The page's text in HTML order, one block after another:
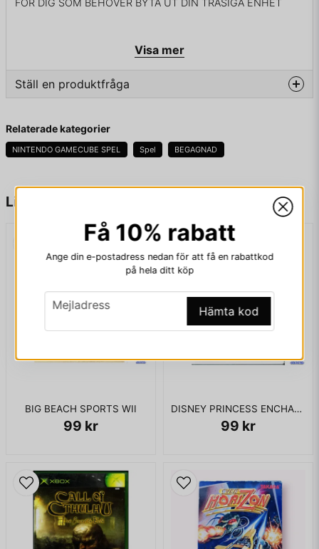
Liknande produkter
BIG BEACH SPORTS WII
99 kr
DISNEY PRINCESS ENCHANTING STORYBOOKS WII
99 kr
FÖR DIG SOM BEHÖVER BYTA UT DIN TRASIGA ENHET
Visa mer
Ställ en produktfråga
Fråga oss något om denna produkten...
name
Mejladress
Relaterade kategorier
NINTENDO GAMECUBE SPEL Spel BEGAGNAD
Få 10% rabatt
Ange din e-postadress nedan för att få en rabattkod
på hela ditt köp
email
Mejladress Hämta kod